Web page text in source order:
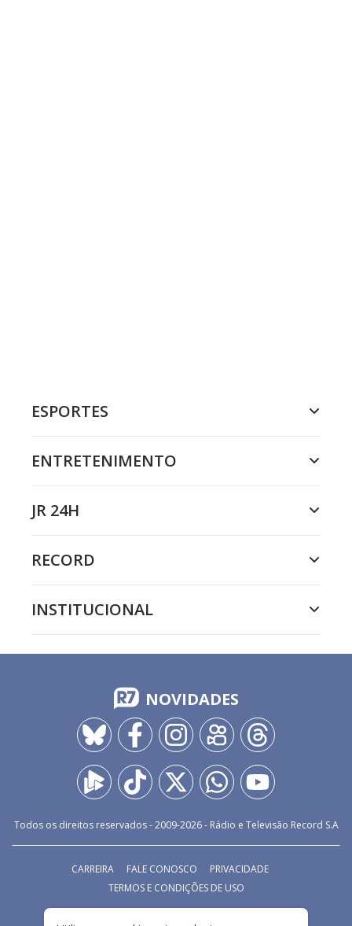
ESPORTES
ENTRETENIMENTO
JR 24H
RECORD
INSTITUCIONAL
NOVIDADES
Todos os direitos reservados - 2009-2026- Rádio e Televisão Record S.A
CARREIRA FALE CONOSCO
PRIVACIDADE
TERMOS E CONDIÇÕES DE USO